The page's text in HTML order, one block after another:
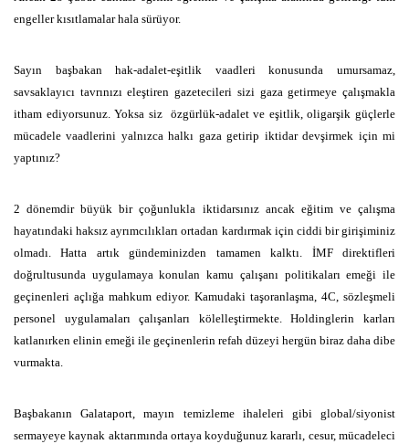
engeller kısıtlamalar hala sürüyor.
Sayın başbakan hak-adalet-eşitlik vaadleri konusunda umursamaz,
savsaklayıcı tavrınızı eleştiren gazetecileri sizi gaza getirmeye çalışmakla
itham ediyorsunuz. Yoksa siz
özgürlük-adalet ve eşitlik, oligarşik güçlerle
mücadele vaadlerini yalnızca halkı gaza getirip iktidar devşirmek için mi
yaptınız?
2 dönemdir büyük bir çoğunlukla iktidarsınız ancak eğitim ve çalışma
hayatındaki haksız ayrımcılıkları ortadan kardırmak için ciddi bir girişiminiz
olmadı. Hatta artık gündeminizden tamamen kalktı. İMF direktifleri
doğrultusunda uygulamaya konulan kamu çalışanı politikaları emeği ile
geçinenleri açlığa mahkum ediyor. Kamudaki taşoranlaşma, 4C, sözleşmeli
personel uygulamaları çalışanları kölelleştirmekte. Holdinglerin karları
katlanırken elinin emeği ile geçinenlerin refah düzeyi hergün biraz daha dibe
vurmakta.
Başbakanın Galataport, mayın temizleme ihaleleri gibi global/siyonist
sermayeye kaynak aktarımında ortaya koyduğunuz kararlı, cesur, mücadeleci